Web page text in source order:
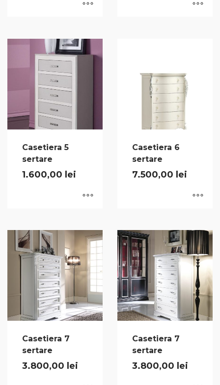
Casetiera 5
sertare
1.600,00 lei
Casetiera 6
sertare
7.500,00 lei
Casetiera 7
sertare
3.800,00 lei
Casetiera 7
sertare
3.800,00 lei